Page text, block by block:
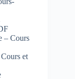
– Cours
et